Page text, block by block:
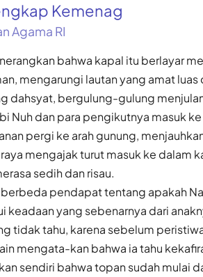
Kemenag
Agama RI
bahwa kapal itu berlayar
mengarungi lautan yang amat
dahsyat, bergulung-gulung
Nuh dan para pengikutnya masuk
pergi ke arah gunung,
mengajak turut masuk ke dalam
sedih dan risau.
berbeda pendapat tentang apakah
keadaan yang sebenarnya dari
tidak tahu, karena sebelum
mengata-kan bahwa ia tahu
sendiri bahwa topan sudah mulai